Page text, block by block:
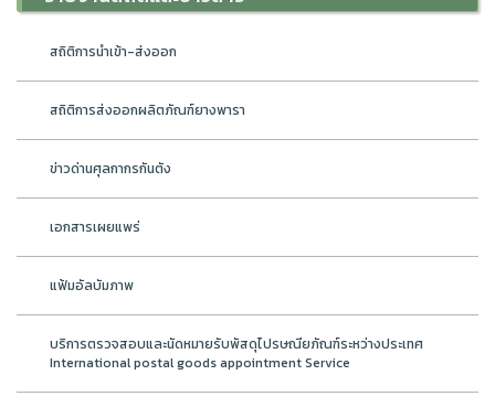
สถิติการนำเข้า-ส่งออก
สถิติการส่งออกผลิตภัณฑ์ยางพารา
ข่าวด่านศุลกากรกันตัง
เอกสารเผยแพร่
แฟ้มอัลบัมภาพ
บริการตรวจสอบและนัดหมายรับพัสดุไปรษณียภัณฑ์ระหว่างประเทศ
International postal goods appointment Service